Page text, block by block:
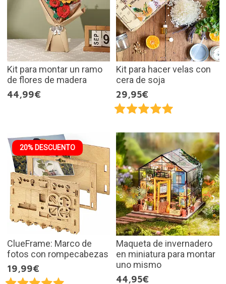
Kit para montar un ramo
de flores de madera
44,99€
Kit para hacer velas con
cera de soja
29,95€
20% DESCUENTO
ClueFrame: Marco de
fotos con rompecabezas
19,99€
Maqueta de invernadero
en miniatura para montar
uno mismo
44,95€